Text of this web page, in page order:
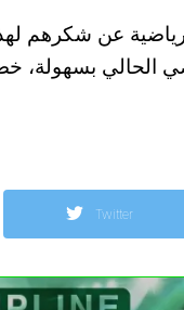
عن شكرهم
بسهولة،
Twitter